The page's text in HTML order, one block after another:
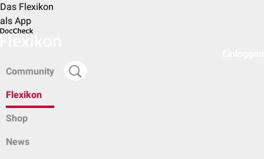
Das Flexikon
als App
Community
Flexikon
Shop
News